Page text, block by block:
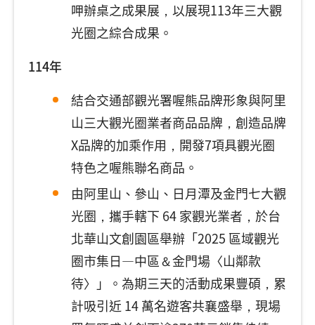
呷辦桌之成果展，以展現113年三大觀
光圈之綜合成果。
114年
結合交通部觀光署喔熊品牌形象與阿里
山三大觀光圈業者商品品牌，創造品牌
X品牌的加乘作用，開發7項具觀光圈
特色之喔熊聯名商品。
由阿里山、參山、日月潭及金門七大觀
光圈，攜手轄下 64 家觀光業者，於台
北華山文創園區舉辦「2025 區域觀光
圈市集日—中區＆金門場〈山鄰款
待〉」。為期三天的活動成果豐碩，累
計吸引近 14 萬名遊客共襄盛舉，現場